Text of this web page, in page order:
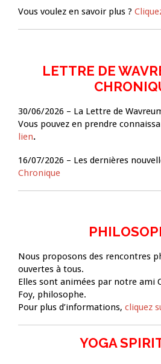
Vous voulez en savoir plus ?
LETTRE DE
30/06/2026 – La Lettre de
Vous pouvez en prendre
lien.
16/07/2026 – Les dernières
Chronique
Nous proposons des rencontres
ouvertes à tous.
Elles sont animées par notre ami
Foy, philosophe.
Pour plus d’informations, cliquez
YOGA